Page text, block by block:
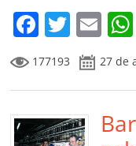
F
a
c
e
b
T
w
itt
er
E
m
ai
l
177193 27 de